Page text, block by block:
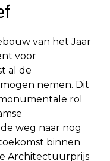
van het Jaar
voor
al de
nemen. Dit
rol
weg naar nog
binnen
Architectuurprijs